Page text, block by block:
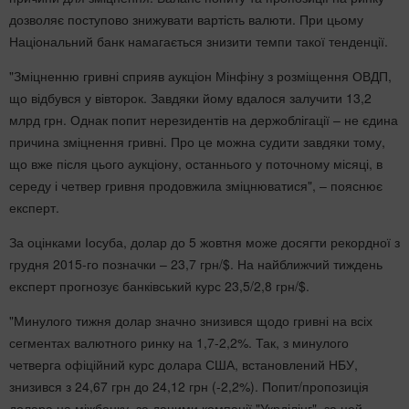
дозволяє поступово знижувати вартість валюти. При цьому
Національний банк намагається знизити темпи такої тенденції.
"Зміцненню гривні сприяв аукціон Мінфіну з розміщення ОВДП,
що відбувся у вівторок. Завдяки йому вдалося залучити 13,2
млрд грн. Однак попит нерезидентів на держоблігації – не єдина
причина зміцнення гривні. Про це можна судити завдяки тому,
що вже після цього аукціону, останнього у поточному місяці, в
середу і четвер гривня продовжила зміцнюватися", – пояснює
експерт.
За оцінками Іосуба, долар до 5 жовтня може досягти рекордної з
грудня 2015-го позначки – 23,7 грн/$. На найближчий тиждень
експерт прогнозує банківський курс 23,5/2,8 грн/$.
"Минулого тижня долар значно знизився щодо гривні на всіх
сегментах валютного ринку на 1,7-2,2%. Так, з минулого
четверга офіційний курс долара США, встановлений НБУ,
знизився з 24,67 грн до 24,12 грн (-2,2%). Попит/пропозиція